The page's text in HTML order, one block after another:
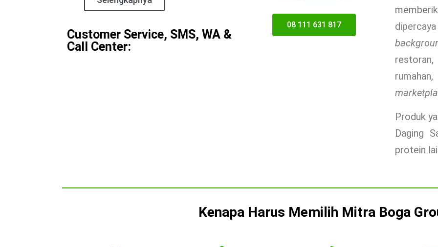
Customer Service, SMS, WA &
Call Center:
08 111 631 817
Produk
Daging
protein
Kenapa Harus Memilih Mitra Boga